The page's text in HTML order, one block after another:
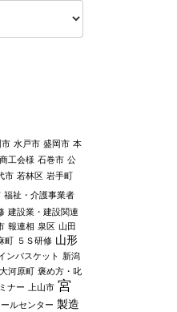
市 水戸市 盛岡市 本
商工会様 石巻市 公
市 若林区 岩手町
福祉・介護事業者
建設業・建設関連
報連相 泉区 山田
町 ５Ｓ研修 山形
ンバスケット 新潟
大河原町 褒め方・叱
ナー 上山市 宮
ールセンター 製造